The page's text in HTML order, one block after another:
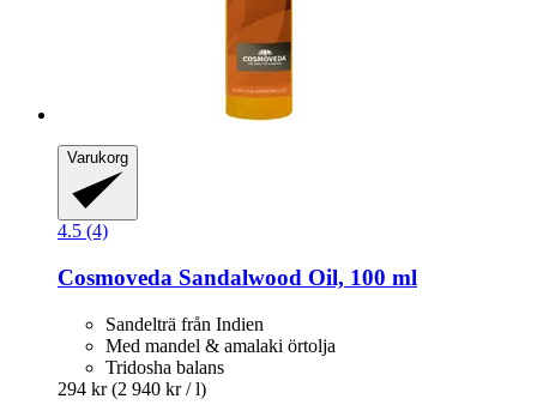
Varukorg
4.5 (4)
Cosmoveda Sandalwood Oil, 100 ml
Sandelträ från Indien
Med mandel & amalaki örtolja
Tridosha balans
294 kr (2 940 kr / l)